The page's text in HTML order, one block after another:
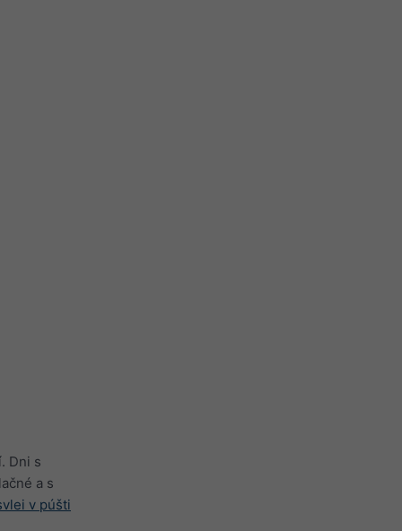
Dni s
a s
v púšti